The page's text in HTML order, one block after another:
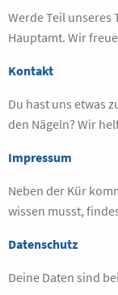
Werde Teil unseres
Hauptamt. Wir
Kontakt
Du hast uns etwas
den Nägeln? Wir
Impressum
Neben der Kür
wissen musst,
Datenschutz
Deine Daten sind